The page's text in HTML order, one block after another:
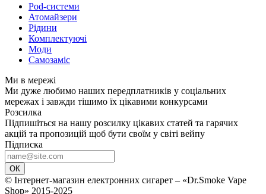
Pod-системи
Атомайзери
Рідини
Комплектуючі
Моди
Самозаміс
Ми в мережі
Ми дуже любимо наших передплатників у соціальних
мережах і завжди тішимо їх цікавими конкурсами
Розсилка
Підпишіться на нашу розсилку цікавих статей та гарячих
акцій та пропозицій щоб бути своїм у світі вейпу
Підписка
ОК
© Інтернет-магазин електронних сигарет – «Dr.Smoke Vape
Shop» 2015-2025